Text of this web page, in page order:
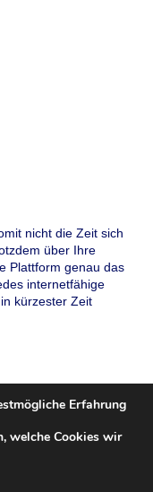
nicht die Zeit sich
über Ihre
Plattform genau das
internetfähige
kürzester Zeit
Erfahrung
welche Cookies wir